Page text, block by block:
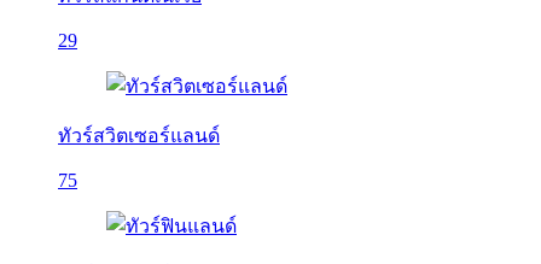
29
ทัวร์สวิตเซอร์แลนด์
75